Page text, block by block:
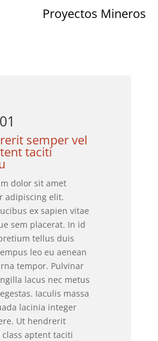
Proyectos Mineros
semper vel
taciti
dolor sit amet
adipiscing elit.
ex sapien vitae
sem placerat. In id
tellus duis
leo eu aenean
tempor. Pulvinar
lacus nec metus
Iaculis massa
lacinia integer
Ut hendrerit
aptent taciti